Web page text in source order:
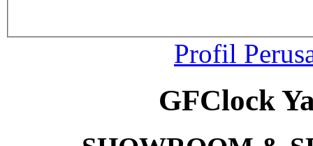
Profil
GFClock